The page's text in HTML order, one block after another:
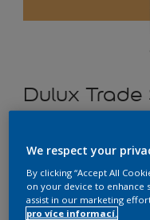
Dulux Trade
E8.38.68
We respect your
By clicking “Accept All
on your device to enhance
assist in our marketing
pro více informací.